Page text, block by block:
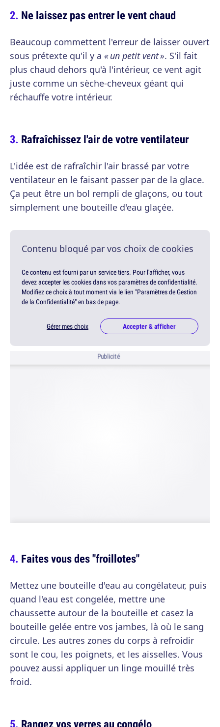
Ne laissez pas entrer le vent chaud
Beaucoup commettent l'erreur de laisser ouvert
sous prétexte qu'il y a « un petit vent ». S'il fait
plus chaud dehors qu'à l'intérieur, ce vent agit
juste comme un sèche-cheveux géant qui
réchauffe votre intérieur.
Rafraîchissez l'air de votre ventilateur
L'idée est de rafraîchir l'air brassé par votre
ventilateur en le faisant passer par de la glace.
Ça peut être un bol rempli de glaçons, ou tout
simplement une bouteille d'eau glaçée.
Contenu bloqué par vos choix de cookies
Ce contenu est fourni par un service tiers. Pour l'afficher, vous
devez accepter les cookies dans vos paramètres de confidentialité.
Modifiez ce choix à tout moment via le lien "Paramètres de Gestion
de la Confidentialité" en bas de page.
Gérer mes choix Accepter & afficher
Publicité
Faites vous des "froillotes"
Mettez une bouteille d'eau au congélateur, puis
quand l'eau est congelée, mettre une
chaussette autour de la bouteille et casez la
bouteille gelée entre vos jambes, là où le sang
circule. Les autres zones du corps à refroidir
sont le cou, les poignets, et les aisselles. Vous
pouvez aussi appliquer un linge mouillé très
froid.
Rangez vos verres au congélo